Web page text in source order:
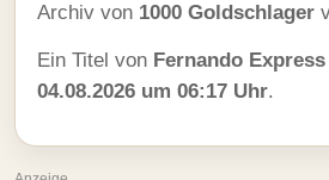
Archiv von 1000 Goldschlager
Ein Titel von Fernando Express
04.08.2026 um 06:17 Uhr.